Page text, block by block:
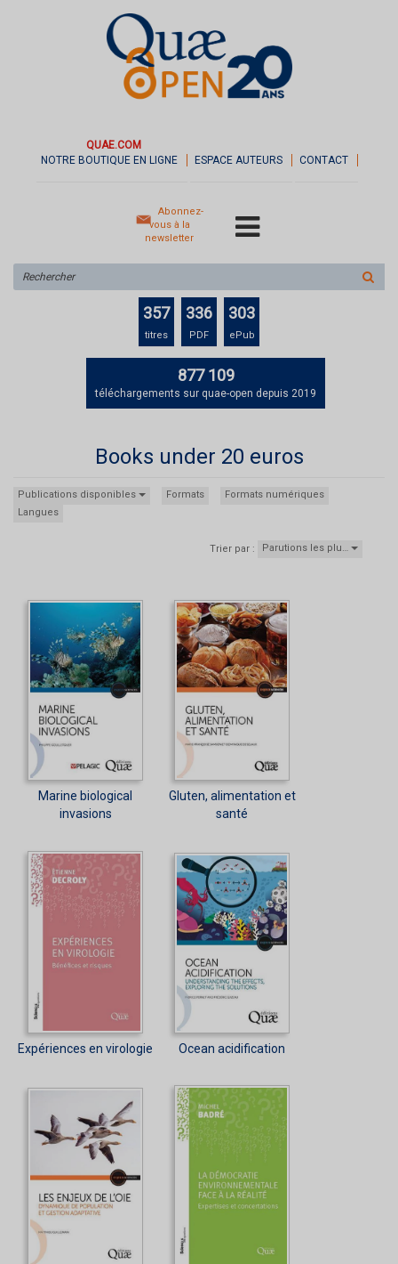
QUAE.COM
NOTRE BOUTIQUE EN LIGNE
ESPACE AUTEURS CONTACT
Abonnez-
vous à la
newsletter
sur
le
357
titres
336
PDF
303
ePub
877 109
téléchargements sur quae-open depuis 2019
Books under 20 euros
Publications disponibles Formats
Formats numériques
Langues
Trier par : Parutions les plu…
Marine biological
invasions
Gluten, alimentation et
santé
Expériences en virologie Ocean acidification